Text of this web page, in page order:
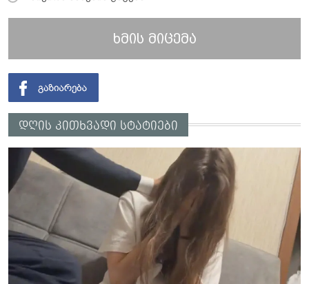
ხმის მიცემა
დღის კითხვადი სტატიები